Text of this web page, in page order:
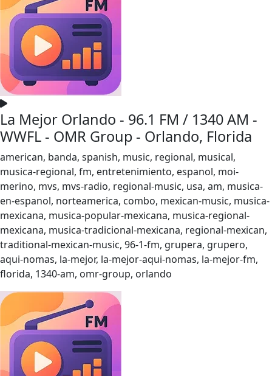
La Mejor Orlando - 96.1 FM / 1340 AM -
WWFL - OMR Group - Orlando, Florida
american, banda, spanish, music, regional, musical,
musica-regional, fm, entretenimiento, espanol, moi-
merino, mvs, mvs-radio, regional-music, usa, am, musica-
en-espanol, norteamerica, combo, mexican-music, musica-
mexicana, musica-popular-mexicana, musica-regional-
mexicana, musica-tradicional-mexicana, regional-mexican,
traditional-mexican-music, 96-1-fm, grupera, grupero,
aqui-nomas, la-mejor, la-mejor-aqui-nomas, la-mejor-fm,
florida, 1340-am, omr-group, orlando